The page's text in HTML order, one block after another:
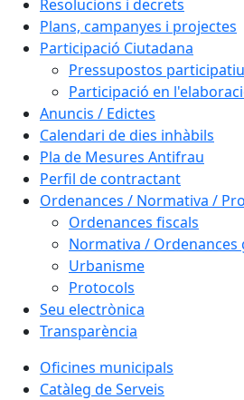
Resolucions i decrets
Plans, campanyes i projectes
Participació Ciutadana
Pressupostos
Participació en
Anuncis / Edictes
Calendari de dies inhàbils
Pla de Mesures Antifrau
Perfil de contractant
Ordenances / Normativa /
Ordenances fiscals
Normativa / Ordenances
Urbanisme
Protocols
Seu electrònica
Transparència
Oficines municipals
Catàleg de Serveis